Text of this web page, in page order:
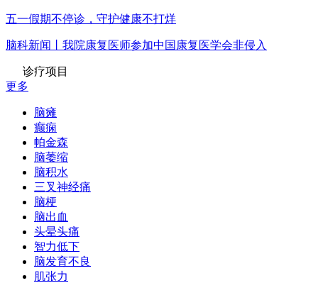
五一假期不停诊，守护健康不打烊
脑科新闻丨我院康复医师参加中国康复医学会非侵入
诊疗项目
更多
脑瘫
癫痫
帕金森
脑萎缩
脑积水
三叉神经痛
脑梗
脑出血
头晕头痛
智力低下
脑发育不良
肌张力